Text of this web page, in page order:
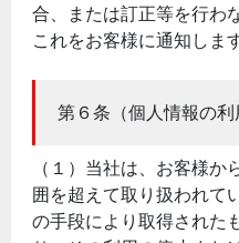
合、または訂正等を行わ
これをお客様に通知します
第６条（個人情報の利
（１）当社は、お客様
囲を超えて取り扱われて
の手段により取得された